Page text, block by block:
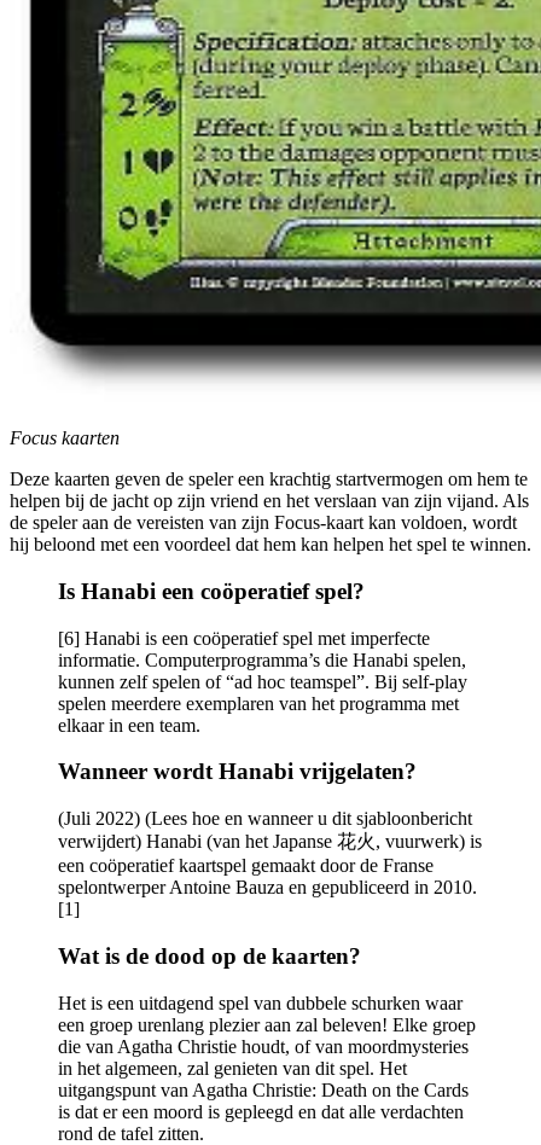
Focus kaarten
Deze kaarten geven de speler een krachtig startvermogen om hem te
helpen bij de jacht op zijn vriend en het verslaan van zijn vijand. Als
de speler aan de vereisten van zijn Focus-kaart kan voldoen, wordt
hij beloond met een voordeel dat hem kan helpen het spel te winnen.
Is Hanabi een coöperatief spel?
[6] Hanabi is een coöperatief spel met imperfecte
informatie. Computerprogramma’s die Hanabi spelen,
kunnen zelf spelen of “ad hoc teamspel”. Bij self-play
spelen meerdere exemplaren van het programma met
elkaar in een team.
Wanneer wordt Hanabi vrijgelaten?
(Juli 2022) (Lees hoe en wanneer u dit sjabloonbericht
verwijdert) Hanabi (van het Japanse 花火, vuurwerk) is
een coöperatief kaartspel gemaakt door de Franse
spelontwerper Antoine Bauza en gepubliceerd in 2010.
[1]
Wat is de dood op de kaarten?
Het is een uitdagend spel van dubbele schurken waar
een groep urenlang plezier aan zal beleven! Elke groep
die van Agatha Christie houdt, of van moordmysteries
in het algemeen, zal genieten van dit spel. Het
uitgangspunt van Agatha Christie: Death on the Cards
is dat er een moord is gepleegd en dat alle verdachten
rond de tafel zitten.